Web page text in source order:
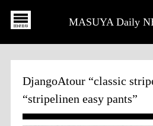
MASUYA Daily
DjangoAtour “classic
“stripelinen easy pants”